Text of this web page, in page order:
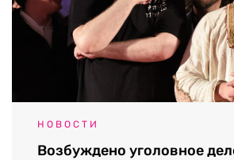
НОВОСТИ
Возбуждено уголовное